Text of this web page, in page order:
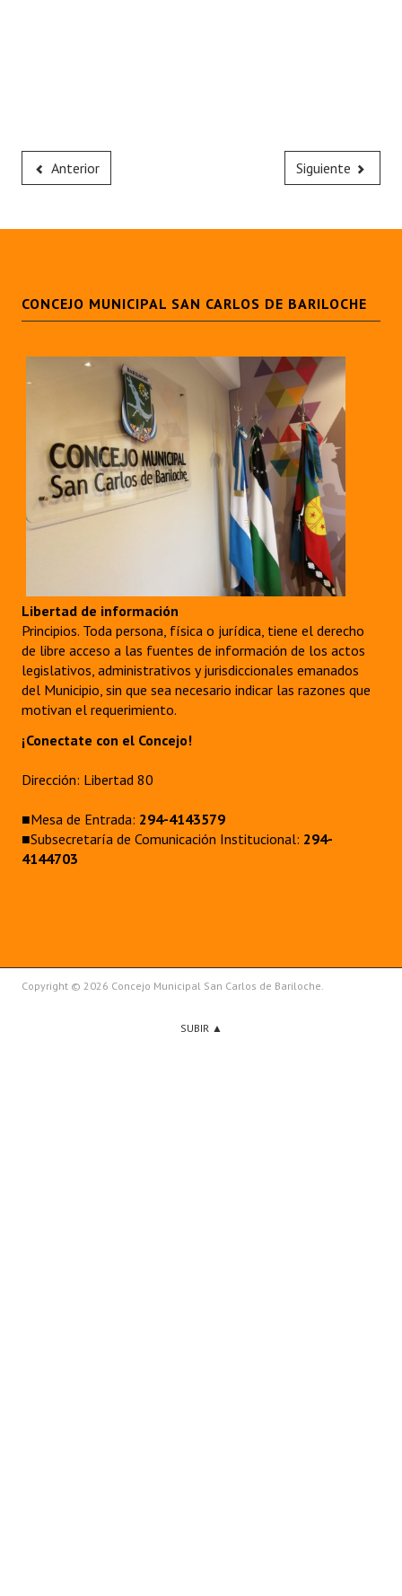
Anterior Siguiente
CONCEJO MUNICIPAL SAN CARLOS DE BARILOCHE
Libertad de información
Principios. Toda persona, física o jurídica, tiene el derecho
de libre acceso a las fuentes de información de los actos
legislativos, administrativos y jurisdiccionales emanados
del Municipio, sin que sea necesario indicar las razones que
motivan el requerimiento.
¡Conectate con el Concejo!
Dirección: Libertad 80
■Mesa de Entrada: 294-4143579
■Subsecretaría de Comunicación Institucional: 294-
4144703
Copyright © 2026 Concejo Municipal San Carlos de Bariloche.
SUBIR ▲